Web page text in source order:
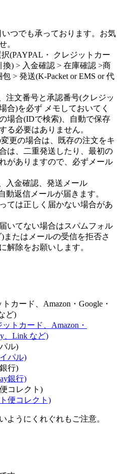
いつでも承っております。お気
。
(PAYPAL・ クレジットカー
換) > 入金確認 > 在庫確認 >商
> 発送(K-Packet or EMS or 代
注文番号と承認番号(クレジッ
合)を必ず メモしておいてく
場合(IDで検索)、自動で保存
る必要はありません。
更の場合は、既存の注文をキ
は、二重発送したり、最初の
がありますので、必ずメール
入金確認、発送メール
動返信メールが届きます。
ては正しく届かない場合があ
いてない場合はスパムフォル
またはメールの受信を拒否さ
解除をお願いします。
カード、Amazon・Google・
ど)
ル)
行)
コレクト)
ようにくれぐれもご注意。